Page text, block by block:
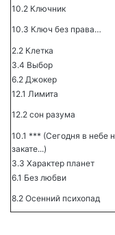
10.2 Ключник
10.3 Ключ без права…
2.2 Клетка
3.4 Выбор
6.2 Джокер
12.1 Лимита
12.2 сон разума
10.1 *** (Сегодня в небе
закате...)
3.3 Характер планет
6.1 Без любви
8.2 Осенний психопад